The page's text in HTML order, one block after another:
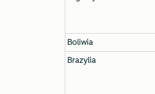
Boliwia
Brazylia